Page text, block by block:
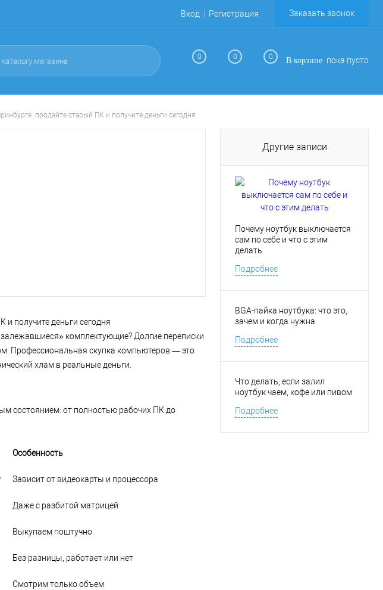
Вход Регистрация Заказать звонок
0 0 0 В корзине пока пусто
продайте старый ПК и получите деньги сегодня
и получите деньги сегодня
комплектующие? Долгие переписки
Профессиональная скупка компьютеров — это
хлам в реальные деньги.
состоянием: от полностью рабочих ПК до
Особенность
Зависит от видеокарты и процессора
Даже с разбитой матрицей
Выкупаем поштучно
Без разницы, работает или нет
Смотрим только объем
Другие записи
Почему ноутбук выключается
сам по себе и что с этим
делать
Подробнее
BGA-пайка ноутбука: что это,
зачем и когда нужна
Подробнее
Что делать, если залил
ноутбук чаем, кофе или пивом
Подробнее